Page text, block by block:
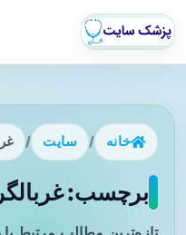
خانه / سایت /
برچسب: